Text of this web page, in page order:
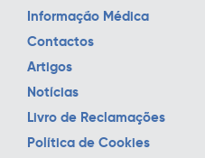
Informação Médica
Contactos
Artigos
Notícias
Livro de Reclamações
Política de Cookies